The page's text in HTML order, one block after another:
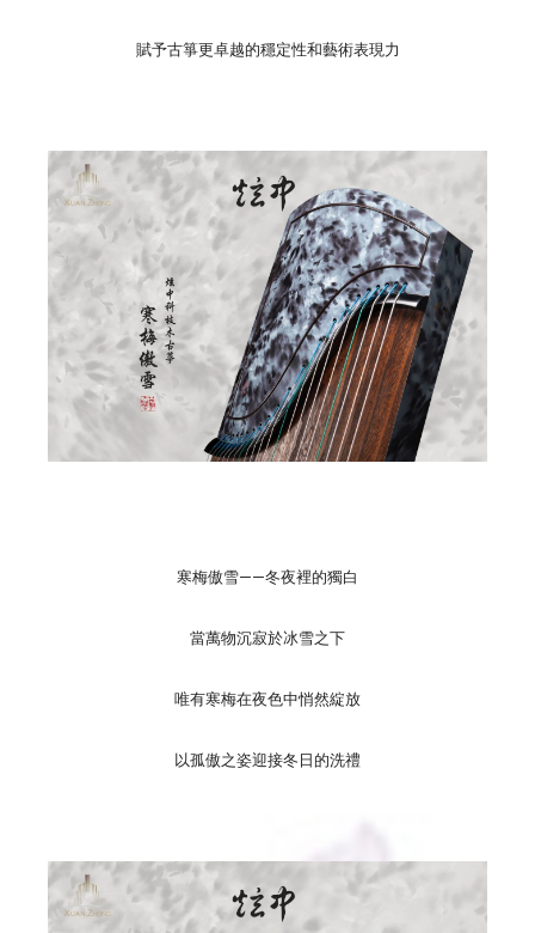
賦予古箏更卓越的穩定性和藝術表現力
寒梅傲雪——冬夜裡的獨白
當萬物沉寂於冰雪之下
唯有寒梅在夜色中悄然綻放
以孤傲之姿迎接冬日的洗禮